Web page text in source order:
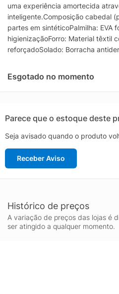
uma experiência amortecida
inteligente.Composição cabedal
partes em sintéticoPalmilha: EVA
higienizaçãoForro: Material têxtil
reforçadoSolado: Borracha
para: CorridaOrigem:
aproximado: 600g o par nº 39
Esgotado no momento
Parece que o estoque deste
Seja avisado quando o produto
Receber Aviso
Histórico de preços
A variação de preços das lojas é
ser atingido a qualquer momento.